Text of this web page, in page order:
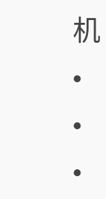
机
•
•
•